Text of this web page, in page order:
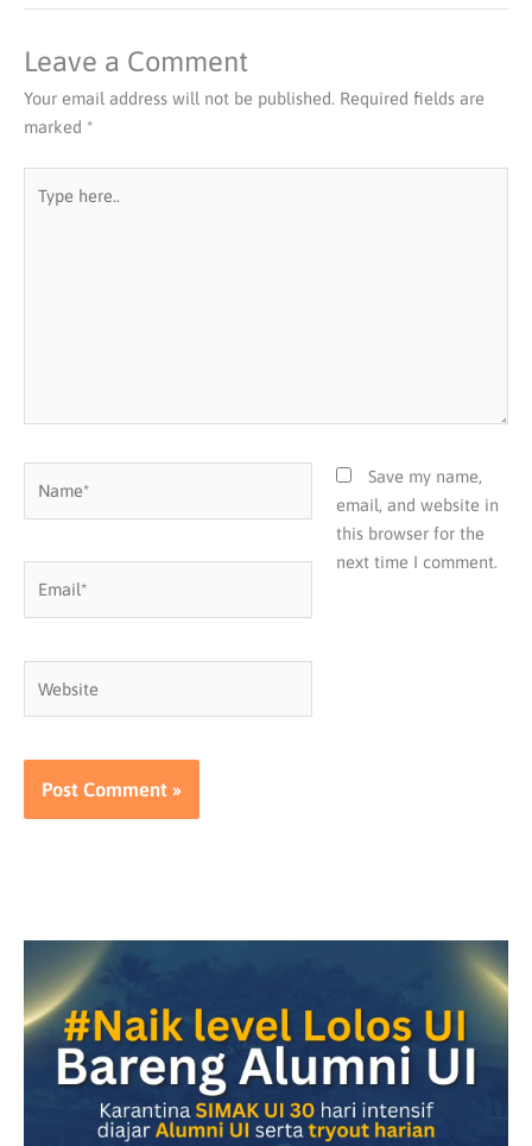
Leave a Comment
Your email address will not be published. Required fields are
marked *
here..
Save my name,
email, and website in
this browser for the
next time I comment.